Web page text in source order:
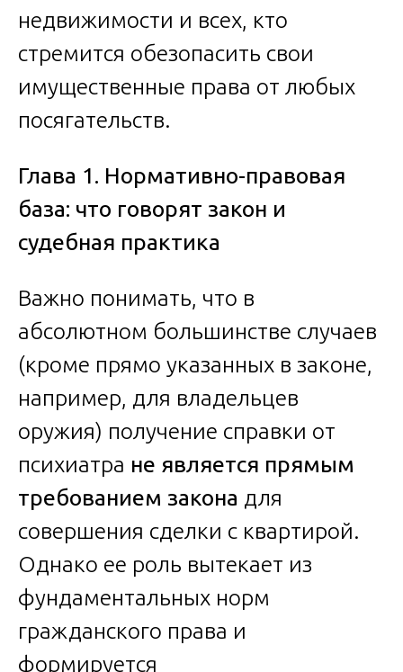
недвижимости и всех, кто
стремится обезопасить свои
имущественные права от любых
посягательств.
Глава 1. Нормативно-правовая
база: что говорят закон и
судебная практика
Важно понимать, что в
абсолютном большинстве случаев
(кроме прямо указанных в законе,
например, для владельцев
оружия) получение справки от
психиатра не является прямым
требованием закона для
совершения сделки с квартирой.
Однако ее роль вытекает из
фундаментальных норм
гражданского права и
формируется